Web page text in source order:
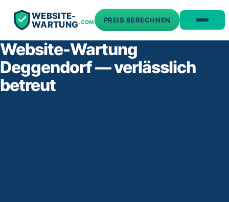
WEBSITE-
WARTUNG.COM PREIS BERECHNEN
Website-Wartung
Deggendorf — verlässlich
betreut